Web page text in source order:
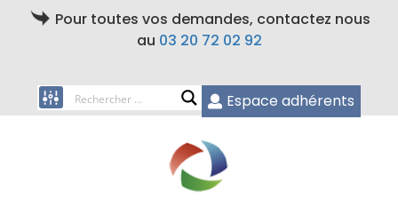
Pour toutes vos demandes, contactez nous
au 03 20 72 02 92
Espace adhérents